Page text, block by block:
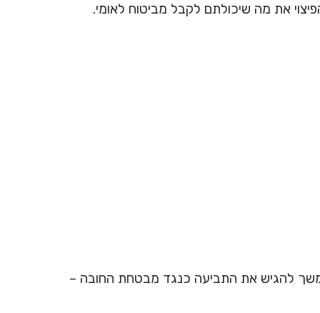
את מה שיכולתם לקבל מביטוח לאומי.
להגיש את התביעה כנגד מבטחת החובה –